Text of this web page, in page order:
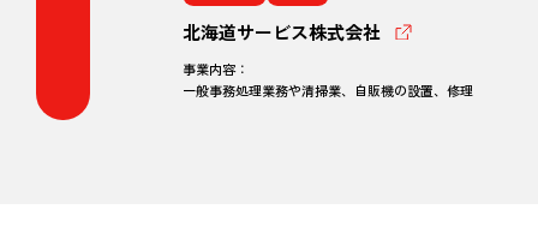
北海道サービス株式会社
事業内容：
一般事務処理業務や清掃業、自販機の設置、修理